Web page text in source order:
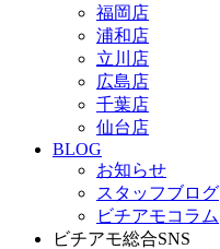
福岡店
浦和店
立川店
広島店
千葉店
仙台店
BLOG
お知らせ
スタッフブログ
ビチアモコラム
ビチアモ総合SNS